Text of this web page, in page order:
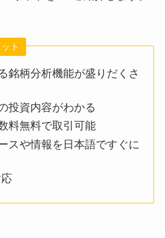
ト
銘柄分析機能が盛りだくさ
投資内容がわかる
料無料で取引可能
スや情報を日本語ですぐに